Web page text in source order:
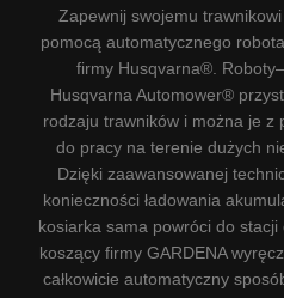
Zapewnij swojemu
pomocą automatycznego
firmy Husqvarna®.
Husqvarna Automower®
rodzaju trawników i można je z
do pracy na terenie dużych
Dzięki zaawansowanej
konieczności ładowania
kosiarka sama powróci do
koszący firmy GARDENA
całkowicie automatyczny